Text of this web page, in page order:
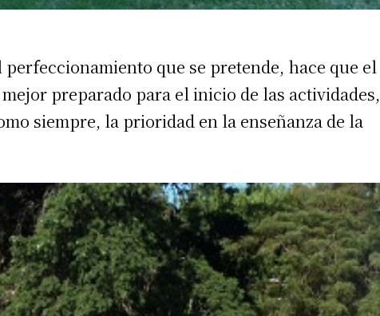
que se pretende, hace que el
preparado para el inicio de las actividades,
siempre, la prioridad en la enseñanza de la